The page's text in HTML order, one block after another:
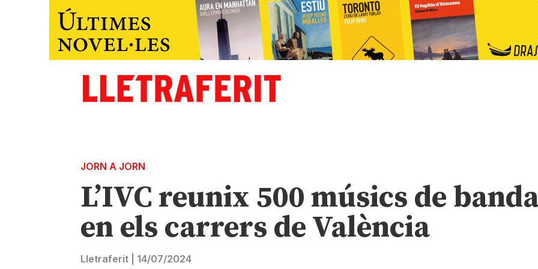
JORN A JORN
L’IVC reunix 500 músics de
en els carrers de València
Lletraferit 14/07/2024